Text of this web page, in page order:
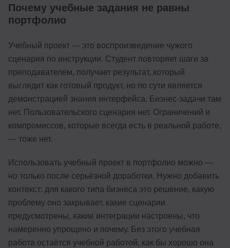
Почему учебные задания не равны
портфолио
Учебный проект — это воспроизведение чужого
сценария по инструкции. Студент повторяет шаги за
преподавателем, получает результат, который
выглядит как готовый продукт, но по сути является
демонстрацией знания интерфейса. Бизнес-задачи там
нет. Пользовательского сценария нет. Ограничений и
компромиссов, которые всегда есть в реальной работе,
— тоже нет.
Использовать учебный проект в портфолио можно —
но только после серьёзной доработки. Нужно добавить
контекст: для какого типа бизнеса это решение, какую
проблему оно закрывает, какие сценарии
предусмотрены, какие интеграции настроены, что
намеренно упрощено и почему. Без этого учебная
работа остаётся учебной работой, как бы хорошо она